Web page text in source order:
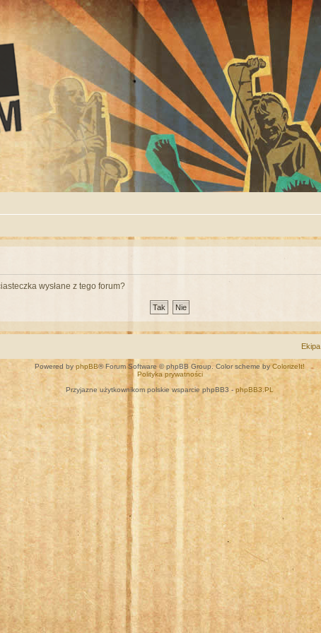
wysłane z tego forum?
Ekipa
Powered by phpBB® Forum Software © phpBB Group. Color scheme byColorizeIt!
Polityka prywatności
Przyjazne użytkownikom polskie wsparcie phpBB3 -phpBB3.PL